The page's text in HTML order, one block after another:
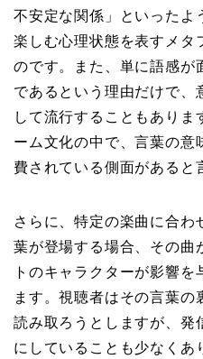
不安定な関係」といったよ
楽しむ心理状態を表すメタ
のです。また、単に語感が
であるという理由だけで、
して流行することもありま
ーム文化の中で、言葉の意
費されている側面があると
さらに、特定の楽曲に合わ
葉が登場する場合、その曲
トのキャラクターが影響
ます。視聴者はその言葉の
読み取ろうとしますが、発
にしていることも少なくあ